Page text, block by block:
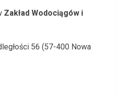
Zakład Wodociągów i
56 (57-400 Nowa